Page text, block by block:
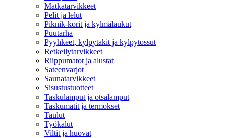
Matkatarvikkeet
Pelit ja lelut
Piknik-korit ja kylmälaukut
Puutarha
Pyyhkeet, kylpytakit ja kylpytossut
Retkeilytarvikkeet
Riippumatot ja alustat
Sateenvarjot
Saunatarvikkeet
Sisustustuotteet
Taskulamput ja otsalamput
Taskumatit ja termokset
Taulut
Työkalut
Viltit ja huovat